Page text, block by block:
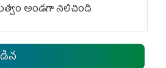
అండగా నిలిచింది